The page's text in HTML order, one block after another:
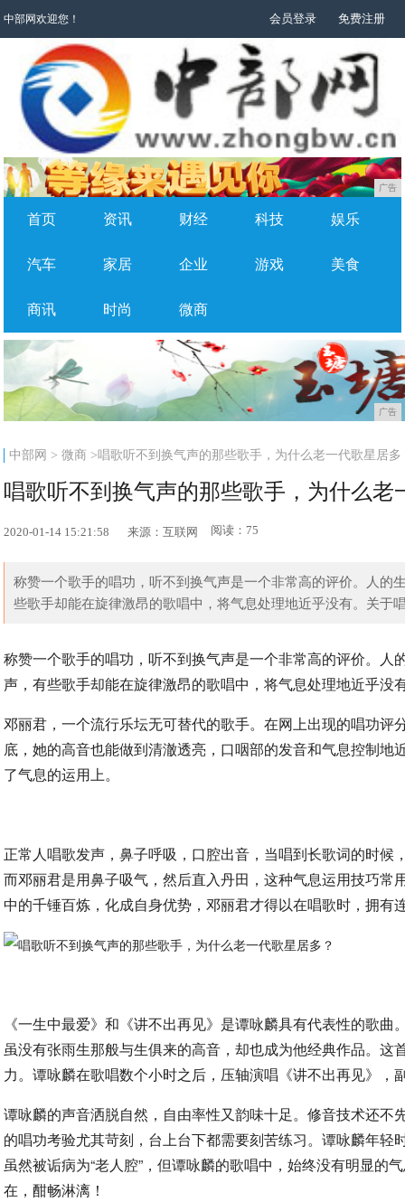
中部网欢迎您！ 会员登录 免费注册
广告
首页 资讯 财经 科技 娱乐
汽车 家居 企业 游戏 美食
商讯 时尚 微商
广告
中部网 >微商 >唱歌听不到换气声的那些歌手，为什么老一代歌星居多
唱歌听不到换气声的那些歌手，为什么老
2020-01-14 15:21:58 来源：互联网 阅读：75
称赞一个歌手的唱功，听不到换气声是一个非常高的评价。人
些歌手却能在旋律激昂的歌唱中，将气息处理地近乎没有。关于
称赞一个歌手的唱功，听不到换气声是一个非常高的评价。
声，有些歌手却能在旋律激昂的歌唱中，将气息处理地近乎
邓丽君，一个流行乐坛无可替代的歌手。在网上出现的唱功
底，她的高音也能做到清澈透亮，口咽部的发音和气息控制
了气息的运用上。
正常人唱歌发声，鼻子呼吸，口腔出音，当唱到长歌词的时
而邓丽君是用鼻子吸气，然后直入丹田，这种气息运用技巧
中的千锤百炼，化成自身优势，邓丽君才得以在唱歌时，拥有
《一生中最爱》和《讲不出再见》是谭咏麟具有代表性的歌
虽没有张雨生那般与生俱来的高音，却也成为他经典作品。
力。谭咏麟在歌唱数个小时之后，压轴演唱《讲不出再见》
谭咏麟的声音洒脱自然，自由率性又韵味十足。修音技术还
的唱功考验尤其苛刻，台上台下都需要刻苦练习。谭咏麟年
虽然被诟病为“老人腔”，但谭咏麟的歌唱中，始终没有明显
在，酣畅淋漓！